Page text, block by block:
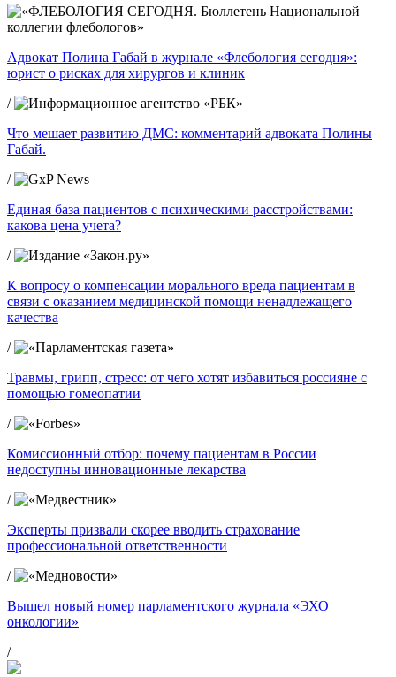
Адвокат Полина Габай в журнале «Флебология сегодня»:
юрист о рисках для хирургов и клиник
/
Что мешает развитию ДМС: комментарий адвоката Полины
Габай.
/
Единая база пациентов с психическими расстройствами:
какова цена учета?
/
К вопросу о компенсации морального вреда пациентам в
связи с оказанием медицинской помощи ненадлежащего
качества
/
Травмы, грипп, стресс: от чего хотят избавиться россияне с
помощью гомеопатии
/
Комиссионный отбор: почему пациентам в России
недоступны инновационные лекарства
/
Эксперты призвали скорее вводить страхование
профессиональной ответственности
/
Вышел новый номер парламентского журнала «ЭХО
онкологии»
/